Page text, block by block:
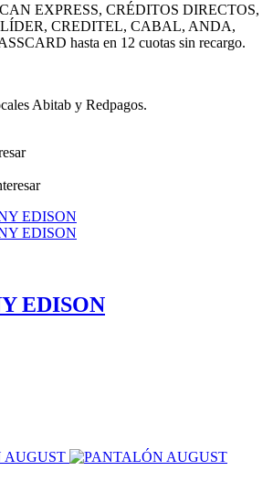
EXPRESS, CRÉDITOS DIRECTOS,
CREDITEL, CABAL, ANDA,
hasta en 12 cuotas sin recargo.
Abitab y Redpagos.
EDISON